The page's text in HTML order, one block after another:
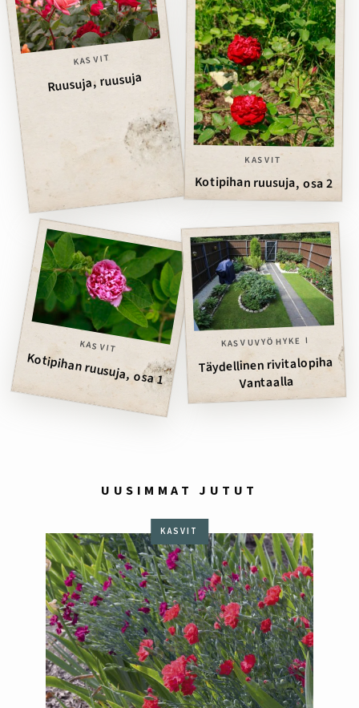
KASVIT
Ruusuja, ruusuja
KASVIT
Kotipihan ruusuja, osa 2
KASVIT
Kotipihan ruusuja, osa 1
KASVUVYÖHYKE I
Täydellinen rivitalopiha
Vantaalla
UUSIMMAT JUTUT
KASVIT